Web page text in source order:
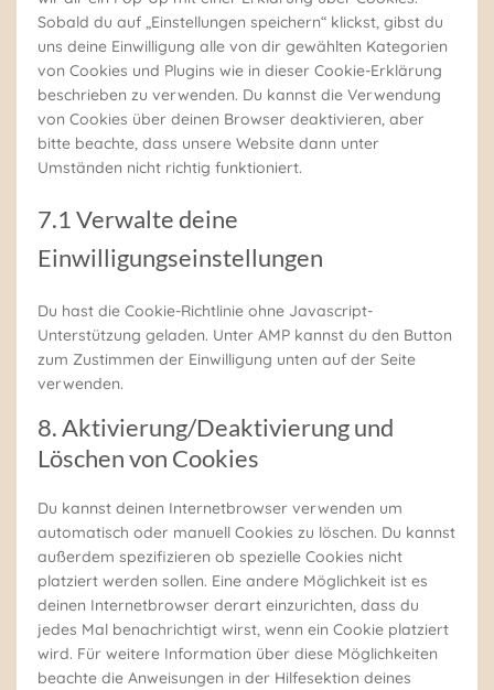
Sobald du auf „Einstellungen speichern“ klickst, gibst du
uns deine Einwilligung alle von dir gewählten Kategorien
von Cookies und Plugins wie in dieser Cookie-Erklärung
beschrieben zu verwenden. Du kannst die Verwendung
von Cookies über deinen Browser deaktivieren, aber
bitte beachte, dass unsere Website dann unter
Umständen nicht richtig funktioniert.
7.1 Verwalte deine
Einwilligungseinstellungen
Du hast die Cookie-Richtlinie ohne Javascript-
Unterstützung geladen. Unter AMP kannst du den Button
zum Zustimmen der Einwilligung unten auf der Seite
verwenden.
8. Aktivierung/Deaktivierung und
Löschen von Cookies
Du kannst deinen Internetbrowser verwenden um
automatisch oder manuell Cookies zu löschen. Du kannst
außerdem spezifizieren ob spezielle Cookies nicht
platziert werden sollen. Eine andere Möglichkeit ist es
deinen Internetbrowser derart einzurichten, dass du
jedes Mal benachrichtigt wirst, wenn ein Cookie platziert
wird. Für weitere Information über diese Möglichkeiten
beachte die Anweisungen in der Hilfesektion deines